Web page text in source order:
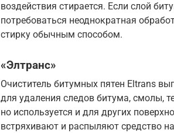
воздействия стирается. Если слой
потребоваться неоднократная
стирку обычным способом.
«Элтранс»
Очиститель битумных пятен Eltrans
для удаления следов битума, смолы,
но используется и для других
встряхивают и распыляют средство